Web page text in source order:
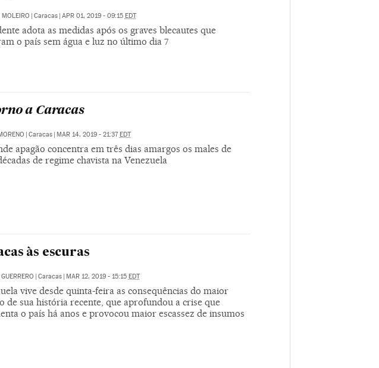
Caracas APR 01, 2019 - 09:15 EDT
adota as medidas após os graves blecautes que
o país sem água e luz no último dia 7
a Caracas
Caracas MAR 14, 2019 - 21:37 EDT
apagão concentra em três dias amargos os males de
de regime chavista na Venezuela
às escuras
| Caracas | MAR 12, 2019 - 15:15 EDT
vive desde quinta-feira as consequências do maior
de sua história recente, que aprofundou a crise que
o país há anos e provocou maior escassez de insumos